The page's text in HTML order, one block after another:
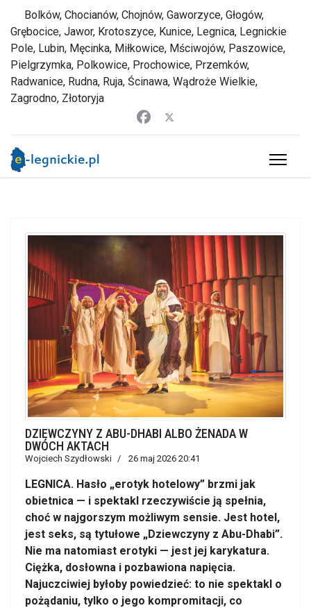
Bolków, Chocianów, Chojnów, Gaworzyce, Głogów,
Grębocice, Jawor, Krotoszyce, Kunice, Legnica, Legnickie
Pole, Lubin, Męcinka, Miłkowice, Mściwojów, Paszowice,
Pielgrzymka, Polkowice, Prochowice, Przemków,
Radwanice, Rudna, Ruja, Ścinawa, Wądroże Wielkie,
Zagrodno, Złotoryja
DZIEWCZYNY Z ABU-DHABI ALBO ŻENADA W
DWÓCH AKTACH
Wojciech Szydłowski 26 maj 2026 20:41
LEGNICA. Hasło „erotyk hotelowy” brzmi jak
obietnica — i spektakl rzeczywiście ją spełnia,
choć w najgorszym możliwym sensie. Jest hotel,
jest seks, są tytułowe „Dziewczyny z Abu-Dhabi”.
Nie ma natomiast erotyki — jest jej karykatura.
Ciężka, dosłowna i pozbawiona napięcia.
Najuczciwiej byłoby powiedzieć: to nie spektakl o
pożądaniu, tylko o jego kompromitacji, co